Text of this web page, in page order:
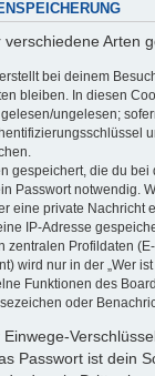
Arten
bei deinem
bleiben. In diesen
ungelesen;
gespeichert, die du
Passwort notwendig.
eine private Nachricht
IP-Adresse
zentralen Profildaten
wird nur in der „Wer
Funktionen des
oder
Passwort ist dein